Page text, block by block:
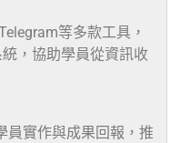
等多款工具，
，協助學員從資訊收
員實作與成果回報，推